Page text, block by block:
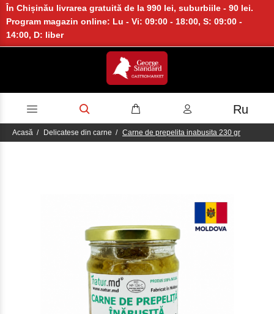
În Chișinău livrarea gratuită de la 990 lei, suburbiile - 90 lei.
Program magazin online: Lu - Vi: 09:00 - 18:00, S: 09:00 -
14:00, D: liber
Ru
Acasă Delicatese din carne Carne de prepelita inabusita 230 gr